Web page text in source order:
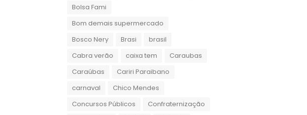
Bolsa Fami
Bom demais supermercado
Bosco Nery
Brasi
brasil
Cabra verão
caixa tem
Caraubas
Caraúbas
Cariri Paraibano
carnaval
Chico Mendes
Concursos Públicos
Confraternização